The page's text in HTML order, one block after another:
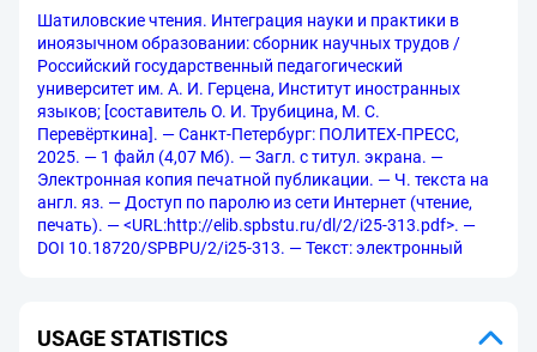
Шатиловские чтения. Интеграция науки и практики в
иноязычном образовании: сборник научных трудов /
Российский государственный педагогический
университет им. А. И. Герцена, Институт иностранных
языков; [составитель О. И. Трубицина, М. С.
Перевёрткина]. — Санкт-Петербург: ПОЛИТЕХ-ПРЕСС,
2025. — 1 файл (4,07 Мб). — Загл. с титул. экрана. —
Электронная копия печатной публикации. — Ч. текста на
англ. яз. — Доступ по паролю из сети Интернет (чтение,
печать). — <URL:http://elib.spbstu.ru/dl/2/i25-313.pdf>. —
DOI 10.18720/SPBPU/2/i25-313. — Текст: электронный
USAGE STATISTICS